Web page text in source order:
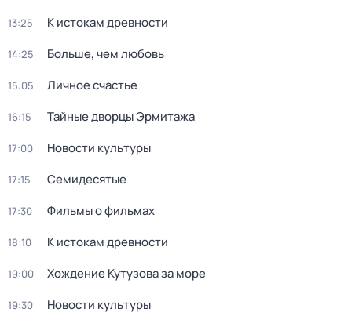
13:25 К истокам древности
14:25 Больше, чем любовь
15:05 Личное счастье
16:15 Тайные дворцы Эрмитажа
17:00 Новости культуры
17:15 Семидесятые
17:30 Фильмы о фильмах
18:10 К истокам древности
19:00 Хождение Кутузова за море
19:30 Новости культуры